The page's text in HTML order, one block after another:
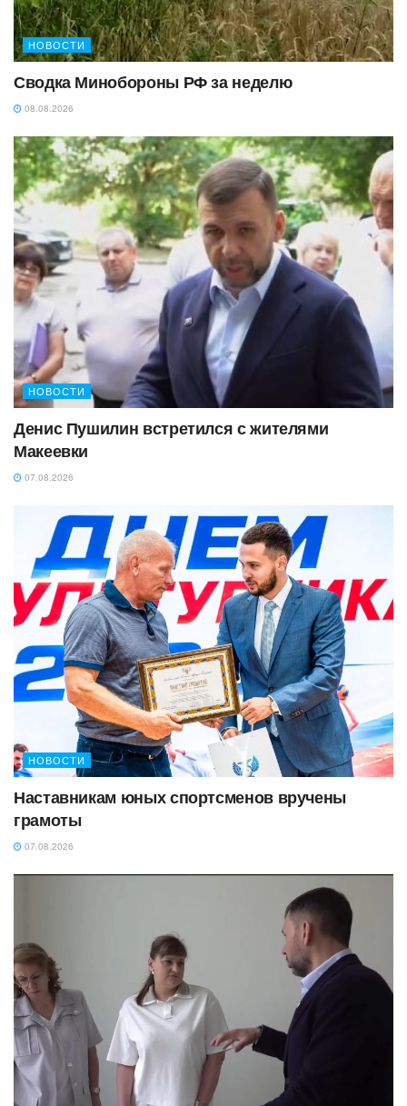
НОВОСТИ
Сводка Минобороны РФ за неделю
08.08.2026
НОВОСТИ
Денис Пушилин встретился с жителями
Макеевки
07.08.2026
НОВОСТИ
Наставникам юных спортсменов вручены
грамоты
07.08.2026